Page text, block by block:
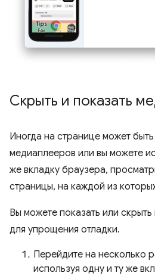
Скрыть и показать
Иногда на странице может
медиаплееров или вы можете
же вкладку браузера,
страницы, на каждой из
Вы можете показать или
для упрощения отладки.
Перейдите на несколько
используя одну и ту же